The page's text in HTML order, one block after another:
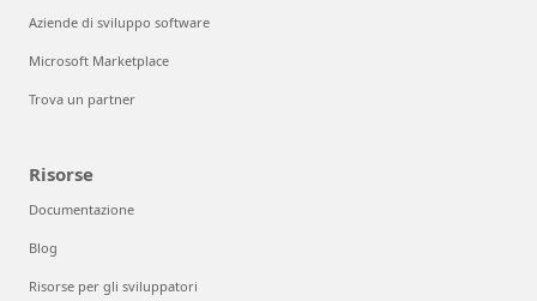
Aziende di sviluppo software
Microsoft Marketplace
Trova un partner
Risorse
Documentazione
Blog
Risorse per gli sviluppatori